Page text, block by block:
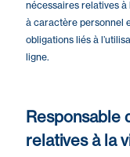
nécessaires relatives à
à caractère personnel
obligations liés à
ligne.
Responsable
relatives à la